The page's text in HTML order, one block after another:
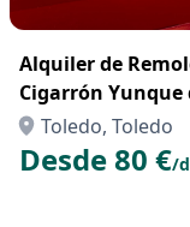
Alquiler de
Cigarrón Yunque
Toledo –
para el Campo
Toledo, Toledo
Desde 80 €/